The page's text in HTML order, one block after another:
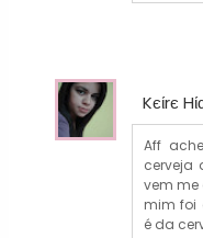
Kєίrє
Aff
cerveja
vem me
mim foi
é da